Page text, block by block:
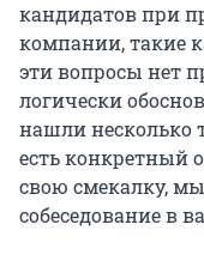
кандидатов при
компании, такие
эти вопросы нет
логически
нашли несколько
есть конкретный
свою смекалку,
собеседование в